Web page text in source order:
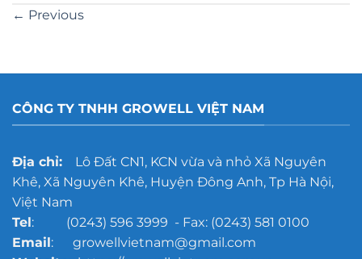
← Previous
CÔNG TY TNHH GROWELL VIỆT NAM
Địa chỉ:Lô Đất CN1, KCN vừa và nhỏ Xã Nguyên
Khê, Xã Nguyên Khê, Huyện Đông Anh, Tp Hà Nội,
Việt Nam
Tel: (0243) 596 3999 - Fax: (0243) 581 0100
Email: growellvietnam@gmail.com